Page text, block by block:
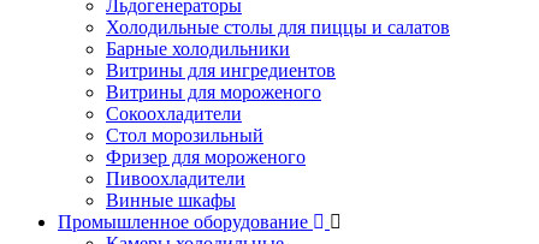
Льдогенераторы
Холодильные столы для пиццы и салатов
Барные холодильники
Витрины для ингредиентов
Витрины для мороженого
Сокоохладители
Стол морозильный
Фризер для мороженого
Пивоохладители
Винные шкафы
Промышленное оборудование